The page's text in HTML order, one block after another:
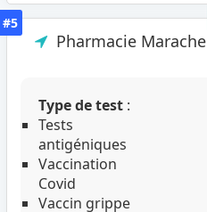
#5
Pharmacie Marache
Type de test :
Tests
antigéniques
Vaccination
Covid
Vaccin grippe